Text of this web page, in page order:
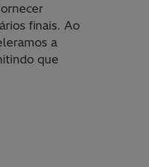
finais. Ao
a
que